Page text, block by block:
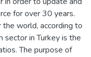
for over 30 years.
world, according to
sector in Turkey is the
The purpose of